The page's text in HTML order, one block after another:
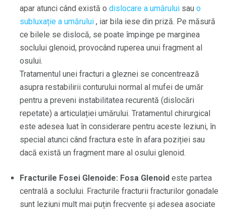
apar atunci când există o dislocare a umărului sau o
subluxație a umărului , iar bila iese din priză. Pe măsură
ce bilele se dislocă, se poate împinge pe marginea
soclului glenoid, provocând ruperea unui fragment al
osului.
Tratamentul unei fracturi a gleznei se concentrează
asupra restabilirii conturului normal al mufei de umăr
pentru a preveni instabilitatea recurentă (dislocări
repetate) a articulației umărului. Tratamentul chirurgical
este adesea luat în considerare pentru aceste leziuni, în
special atunci când fractura este în afara poziției sau
dacă există un fragment mare al osului glenoid.
Fracturile Fosei Glenoide: Fosa Glenoid este partea
centrală a soclului. Fracturile fracturii fracturilor gonadale
sunt leziuni mult mai puțin frecvente și adesea asociate